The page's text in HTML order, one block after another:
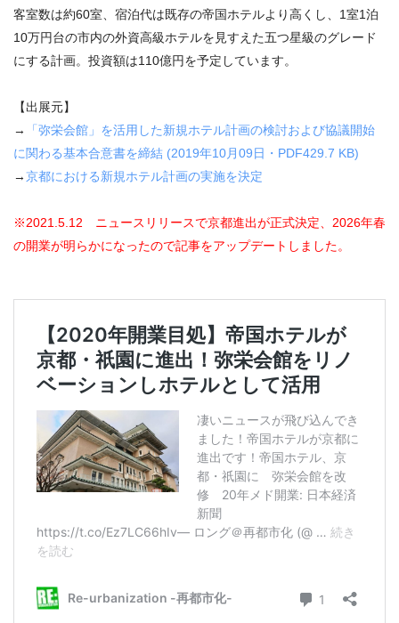
客室数は約60室、宿泊代は既存の帝国ホテルより高くし、1室1泊
10万円台の市内の外資高級ホテルを見すえた五つ星級のグレード
にする計画。投資額は110億円を予定しています。
【出展元】
→
「弥栄会館」を活用した新規ホテル計画の検討および協議開始
に関わる基本合意書を締結 (2019年10月09日・PDF429.7 KB)
→京都における新規ホテル計画の実施を決定
※2021.5.12 ニュースリリースで京都進出が正式決定、2026年春
の開業が明らかになったので記事をアップデートしました。